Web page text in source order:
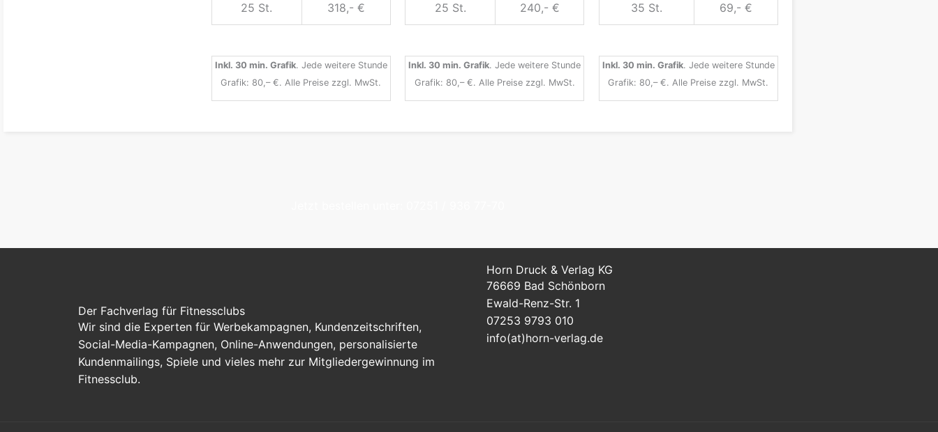
25 St. 318,- €
Inkl. 30 min. Grafik. Jede weitere Stunde
Grafik: 80,– €. Alle Preise zzgl. MwSt.
25 St. 240,- €
Inkl. 30 min. Grafik. Jede weitere Stunde
Grafik: 80,– €. Alle Preise zzgl. MwSt.
35 St. 69,- €
Inkl. 30 min. Grafik. Jede weitere Stunde
Grafik: 80,– €. Alle Preise zzgl. MwSt.
Der Fachverlag für Fitnessclubs
Wir sind die Experten für Werbekampagnen, Kundenzeitschriften,
Social-Media-Kampagnen, Online-Anwendungen, personalisierte
Kundenmailings, Spiele und vieles mehr zur Mitgliedergewinnung im
Fitnessclub.
Horn Druck & Verlag KG
76669 Bad Schönborn
Ewald-Renz-Str. 1
07253 9793 010
info(at)horn-verlag.de